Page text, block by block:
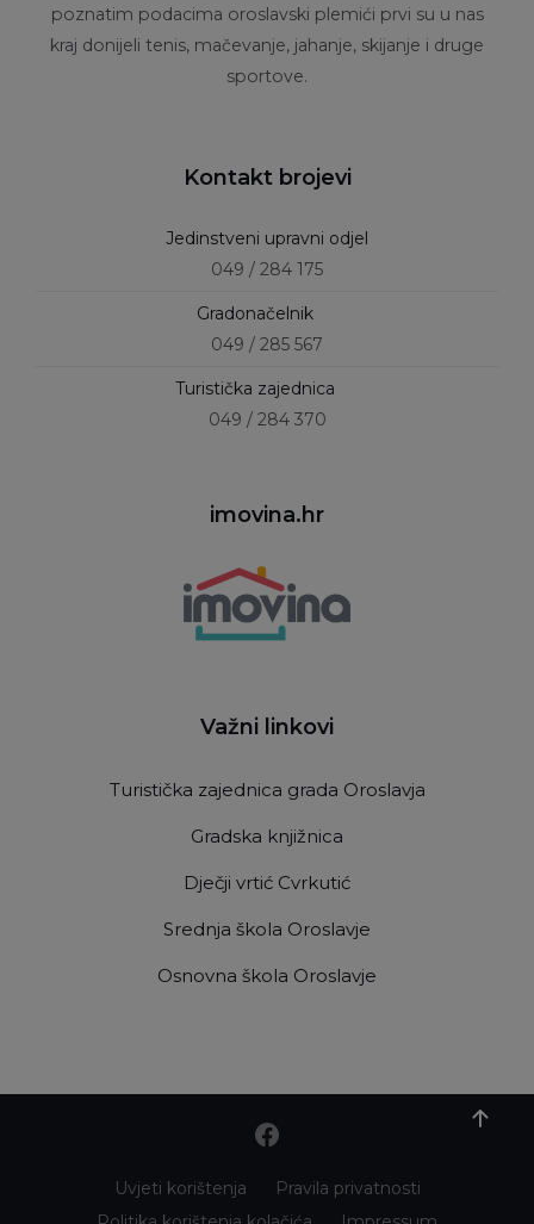
poznatim podacima oroslavski plemići prvi su u nas
kraj donijeli tenis, mačevanje, jahanje, skijanje i druge
sportove.
Kontakt brojevi
Jedinstveni upravni odjel
049 / 284 175
Gradonačelnik
049 / 285 567
Turistička zajednica
049 / 284 370
imovina.hr
Važni linkovi
Turistička zajednica grada Oroslavja
Gradska knjižnica
Dječji vrtić Cvrkutić
Srednja škola Oroslavje
Osnovna škola Oroslavje
Uvjeti korištenja
Pravila privatnosti